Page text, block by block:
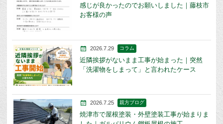
感じが良かったのでお願いしました｜藤枝市
お客様の声
2026.7.29 コラム
近隣挨拶がないまま工事が始まった｜突然
「洗濯物をしまって」と言われたケース
2026.7.25 親方ブログ
焼津市で屋根塗装・外壁塗装工事が始まりま